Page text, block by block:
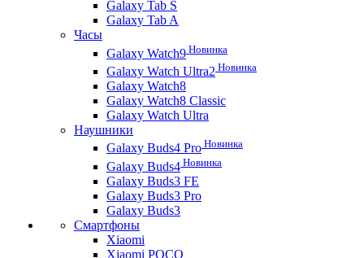
Galaxy Tab S
Galaxy Tab A
Часы
Galaxy Watch9 Новинка
Galaxy Watch Ultra2 Новинка
Galaxy Watch8
Galaxy Watch8 Classic
Galaxy Watch Ultra
Наушники
Galaxy Buds4 Pro Новинка
Galaxy Buds4 Новинка
Galaxy Buds3 FE
Galaxy Buds3 Pro
Galaxy Buds3
Смартфоны
Xiaomi
Xiaomi POCO